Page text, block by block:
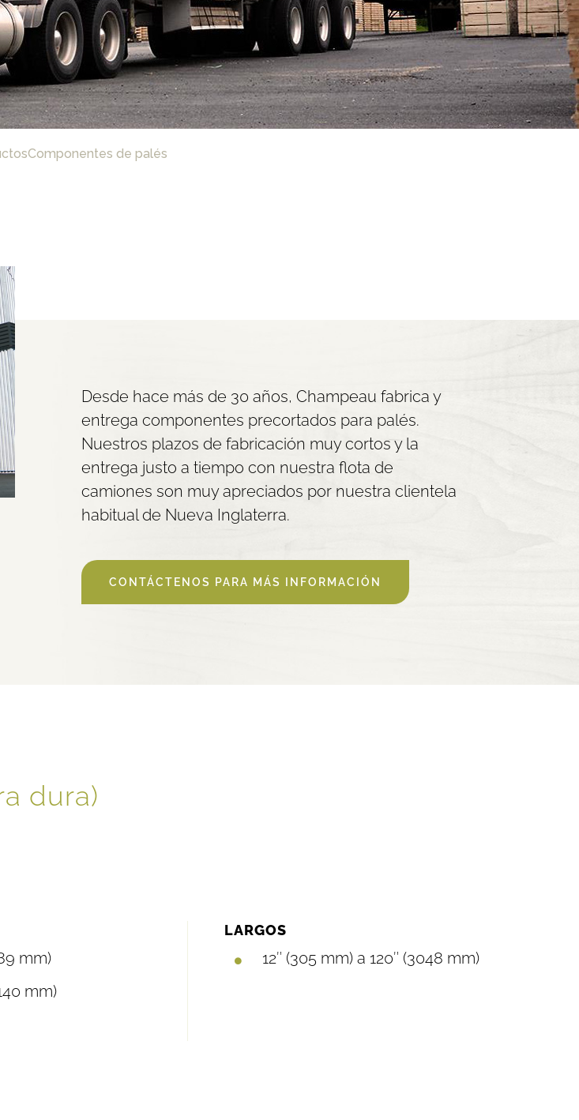
Componentes de palés
Desde hace más de 30 años, Champeau fabrica y
entrega componentes precortados para palés.
Nuestros plazos de fabricación muy cortos y la
entrega justo a tiempo con nuestra flota de
camiones son muy apreciados por nuestra clientela
habitual de Nueva Inglaterra.
CONTÁCTENOS PARA MÁS INFORMACIÓN
dura)
mm)
mm)
LARGOS
12″ (305 mm) a 120″ (3048 mm)